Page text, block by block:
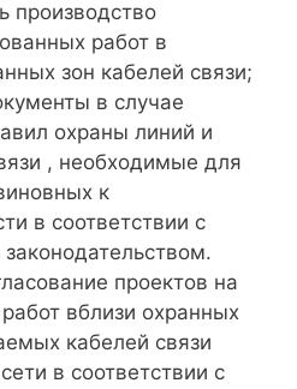
производство
работ в
зон кабелей связи;
в случае
охраны линий и
, необходимые для
к
в соответствии с
проектов на
вблизи охранных
кабелей связи
в соответствии с